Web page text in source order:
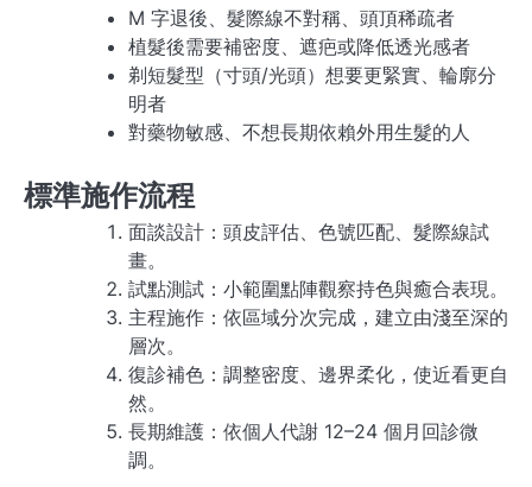
M 字退後、髮際線不對稱、頭頂稀疏者
植髮後需要補密度、遮疤或降低透光感者
剃短髮型（寸頭/光頭）想要更緊實、輪廓分
明者
對藥物敏感、不想長期依賴外用生髮的人
標準施作流程
面談設計：頭皮評估、色號匹配、髮際線試
畫。
試點測試：小範圍點陣觀察持色與癒合表現。
主程施作：依區域分次完成，建立由淺至深的
層次。
復診補色：調整密度、邊界柔化，使近看更自
然。
長期維護：依個人代謝 12–24 個月回診微
調。